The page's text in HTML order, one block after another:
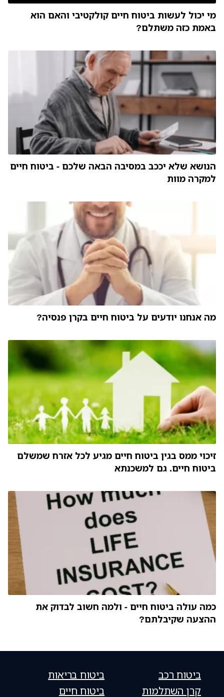
מי יכול לעשות ביטוח חיים קולקטיבי והאם הוא
באמת כזה משתלם?
הנושא שלא יככב במסיבה הבאה שלכם - ביטוח חיים
למקרה מוות
מה אנחנו יודעים על ביטוח חיים בקרן פנסיה?
זיכוי ממס בגין ביטוח חיים מגיע לכל אזרח שמשלם
ביטוח חיים. גם למשכנתא
כמה עולה ביטוח חיים - ולמה חשוב לבדוק את
ההצעה שקיבלתם?
ביטוח רכב
קרן השתלמות
ביטוח בריאות
ביטוח חיים